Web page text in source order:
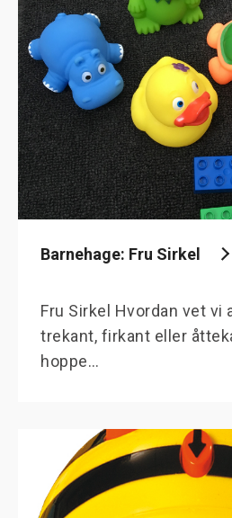
Barnehage: Fru Sirkel
Fru Sirkel Hvordan vet vi
trekant, firkant eller
hoppe…